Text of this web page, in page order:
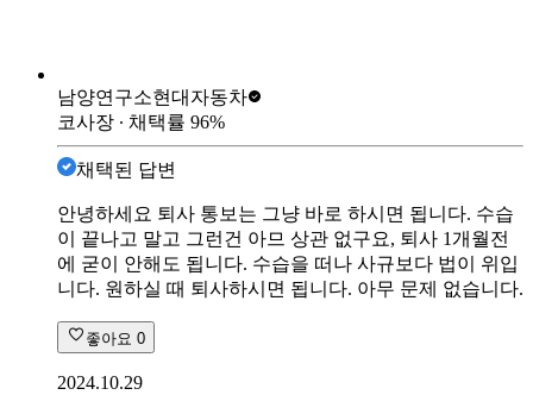
남양연구소현대자동차
코사장 ∙ 채택률 96%
채택된 답변
안녕하세요 퇴사 통보는 그냥 바로 하시면 됩니다. 수습
이 끝나고 말고 그런건 아므 상관 없구요, 퇴사 1개월전
에 굳이 안해도 됩니다. 수습을 떠나 사규보다 법이 위입
니다. 원하실 때 퇴사하시면 됩니다. 아무 문제 없습니다.
좋아요 0
2024.10.29